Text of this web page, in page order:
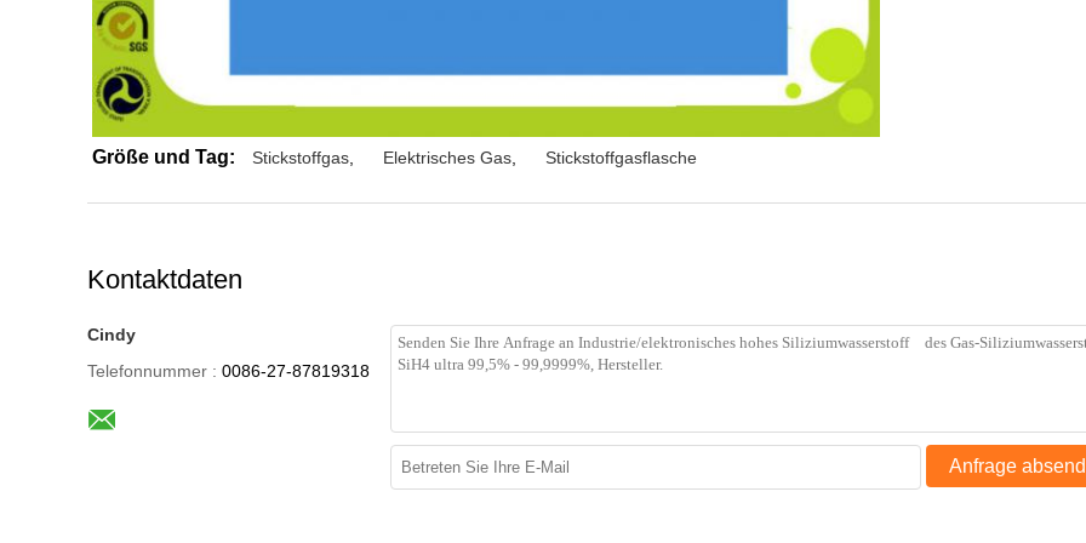
Größe und Tag: Stickstoffgas Elektrisches Gas Stickstoffgasflasche
Kontaktdaten
Cindy
Telefonnummer : 0086-27-87819318
Anfrage